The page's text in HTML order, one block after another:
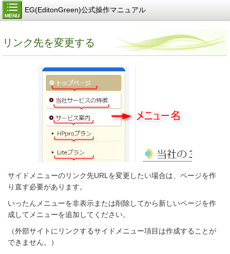
MENU
EG(EditonGreen)公式操作マニュアル
リンク先を変更する
サイドメニューのリンク先URLを変更したい場合は、 ページを作
り直す必要があります。
いったんメニューを非表示または削除してから新しいページを作
成してメニューを追加してください。
（外部サイトにリンクするサイドメニュー項目は作成することが
できません。）